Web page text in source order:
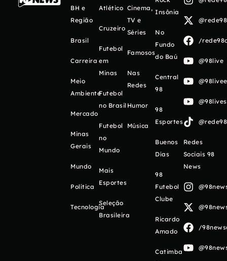
BH e
Região
Brasil
Carreira
Meio
Ambiente
Mercado
Minas
Gerais
Mundo
Política
Tecnologia
Atlético
Cruzeiro
Futebol
em
Minas
Futebol
no Brasil
Futebol
no
Mundo
Mais
Esportes
Seleção
Brasileira
Cinema,
TV e
Séries
Famosos
Nas
Redes
Humor
Música
Insônia
No
Fundo
do Baú
Central
98
98
Esportes
Buenos
Días
98
Futebol
Clube
Ricardo
Amado
Catimba
/
@98live
Redes
Sociais 98
News
/